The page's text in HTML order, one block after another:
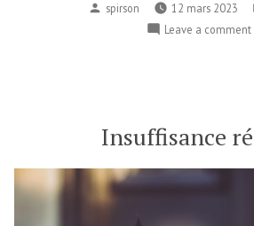
spirson 12 mars 2023
Leave a comment
Insuffisance